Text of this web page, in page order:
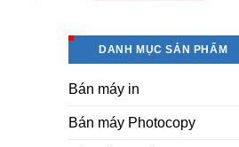
DANH MỤC SẢN PHẨM
Bán máy in
Bán máy Photocopy